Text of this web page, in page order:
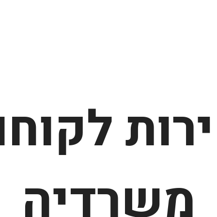
משרדיה